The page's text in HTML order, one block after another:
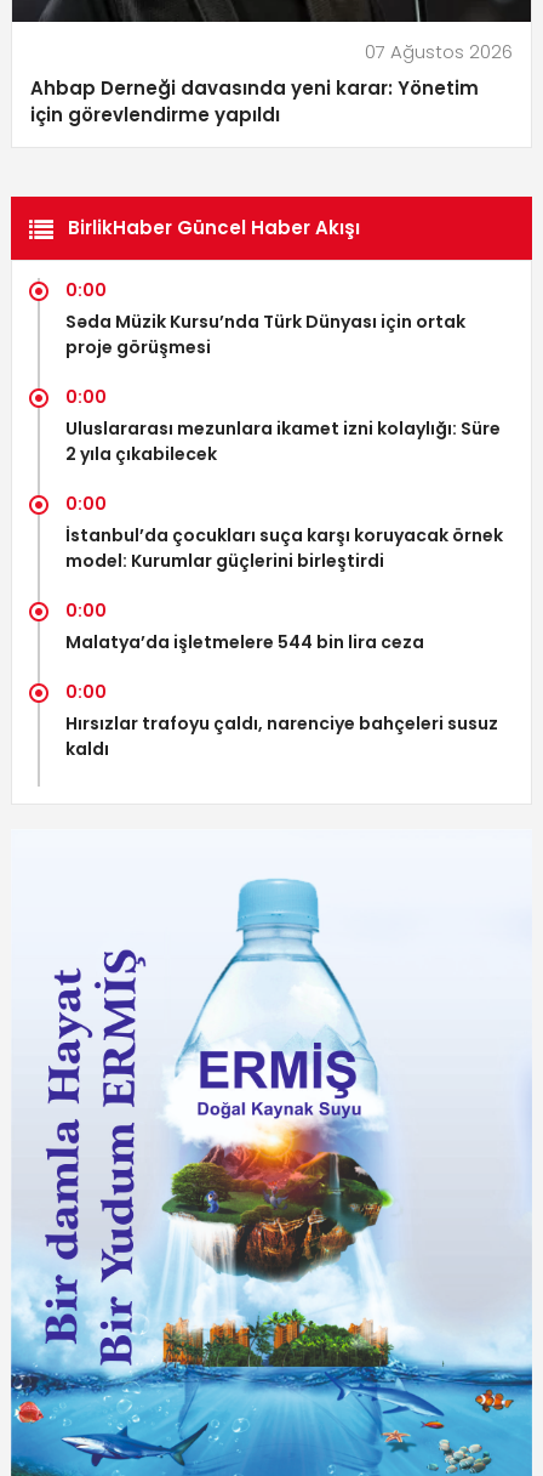
07 Ağustos 2026
Ahbap Derneği davasında yeni karar: Yönetim
için görevlendirme yapıldı
BirlikHaber Güncel Haber Akışı
0:00
Səda Müzik Kursu’nda Türk Dünyası için ortak
proje görüşmesi
0:00
Uluslararası mezunlara ikamet izni kolaylığı: Süre
2 yıla çıkabilecek
0:00
İstanbul’da çocukları suça karşı koruyacak örnek
model: Kurumlar güçlerini birleştirdi
0:00
Malatya’da işletmelere 544 bin lira ceza
0:00
Hırsızlar trafoyu çaldı, narenciye bahçeleri susuz
kaldı